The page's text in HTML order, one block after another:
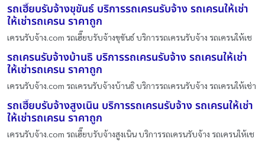
รถเฮี๊ยบรับจ้างขุขันธ์ บริการรถเครนรับจ้าง รถเครนให้เช่า
ให้เช่ารถเครน ราคาถูก
เครนรับจ้าง.com รถเฮี๊ยบรับจ้างขุขันธ์ บริการรถเครนรับจ้าง รถเครนให้เช
รถเครนรับจ้างบ้านธิ บริการรถเครนรับจ้าง รถเครนให้เช่า
ให้เช่ารถเครน ราคาถูก
เครนรับจ้าง.com รถเครนรับจ้างบ้านธิ บริการรถเครนรับจ้าง รถเครนให้เช่า
รถเฮี๊ยบรับจ้างสูงเนิน บริการรถเครนรับจ้าง รถเครนให้เช่า
ให้เช่ารถเครน ราคาถูก
เครนรับจ้าง.com รถเฮี๊ยบรับจ้างสูงเนิน บริการรถเครนรับจ้าง รถเครนให้เช